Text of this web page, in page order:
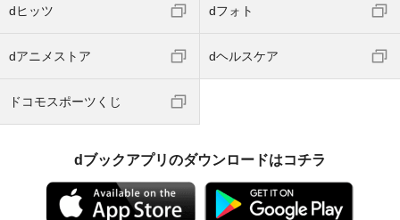
dヒッツ dフォト
dアニメストア dヘルスケア
ドコモスポーツくじ
dブックアプリのダウンロードはコチラ